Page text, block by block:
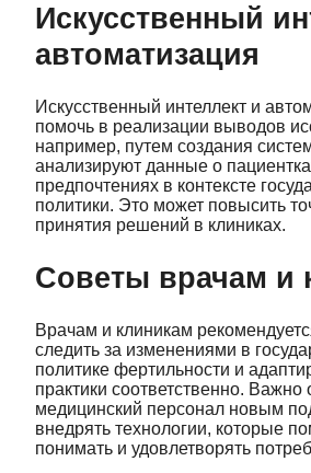
Искусственный
автоматизация
Искусственный интеллект и
помочь в реализации выводов
например, путем создания
анализируют данные о
предпочтениях в контексте
политики. Это может повысить
принятия решений в клиниках.
Советы врачам и
Врачам и клиникам
следить за изменениями в
политике фертильности и
практики соответственно. Важно
медицинский персонал новым
внедрять технологии, которые
понимать и удовлетворять